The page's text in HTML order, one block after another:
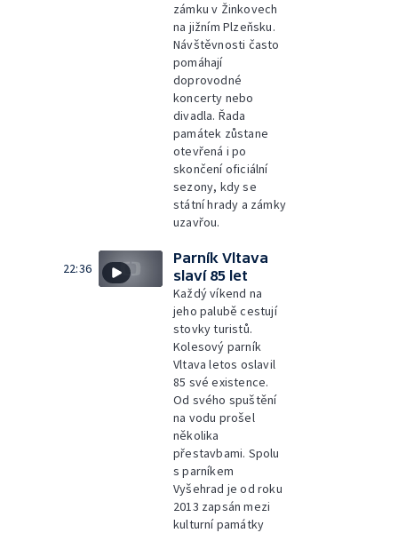
zámku v Žinkovech
na jižním Plzeňsku.
Návštěvnosti často
pomáhají
doprovodné
koncerty nebo
divadla. Řada
památek zůstane
otevřená i po
skončení oficiální
sezony, kdy se
státní hrady a zámky
uzavřou.
22:36
Parník Vltava
slaví 85 let
Každý víkend na
jeho palubě cestují
stovky turistů.
Kolesový parník
Vltava letos oslavil
85 své existence.
Od svého spuštění
na vodu prošel
několika
přestavbami. Spolu
s parníkem
Vyšehrad je od roku
2013 zapsán mezi
kulturní památky